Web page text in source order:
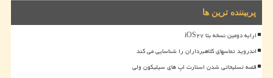
پربیننده ترین ها
ارایه دومین نسخه بتا iOS۲۷
اندروید تماسهای کلاهبرداران را شناسایی می کند
قصه تسلیحاتی شدن استارت اپ های سیلیکون ولی